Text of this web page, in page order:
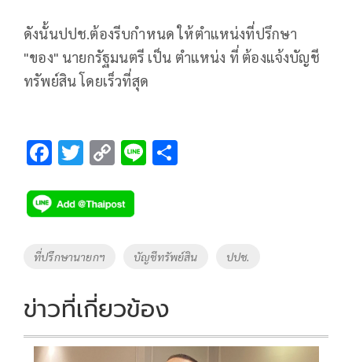
ดังนั้นปปช.ต้องรีบกำหนด ให้ตำแหน่งที่ปรึกษา
"ของ" นายกรัฐมนตรี เป็น ตำแหน่ง ที่ ต้องแจ้งบัญชี
ทรัพย์สิน โดยเร็วที่สุด
F
e
b
o
k
T
tt
er
C
p
y
Li
k
Li
Tags
ที่ปรึกษานายกฯ บัญชีทรัพย์สิน ปปช.
ข่าวที่เกี่ยวข้อง